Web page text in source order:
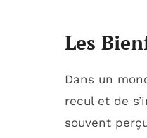
Les
Dans un
recul et de
souvent